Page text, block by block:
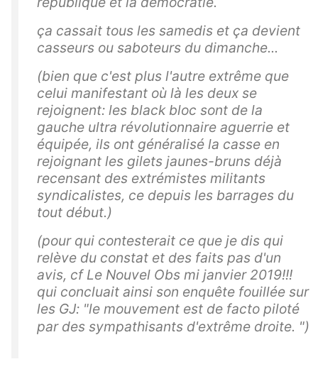
ça cassait tous les samedis et ça devient
casseurs ou saboteurs du dimanche...
(bien que c'est plus l'autre extrême que
celui manifestant où là les deux se
rejoignent: les black bloc sont de la
gauche ultra révolutionnaire aguerrie et
équipée, ils ont généralisé la casse en
rejoignant les gilets jaunes-bruns déjà
recensant des extrémistes militants
syndicalistes, ce depuis les barrages du
tout début.)
(pour qui contesterait ce que je dis qui
relève du constat et des faits pas d'un
avis, cf Le Nouvel Obs mi janvier 2019!!!
qui concluait ainsi son enquête fouillée sur
les GJ: "le mouvement est de facto piloté
par des sympathisants d'extrême droite. ")